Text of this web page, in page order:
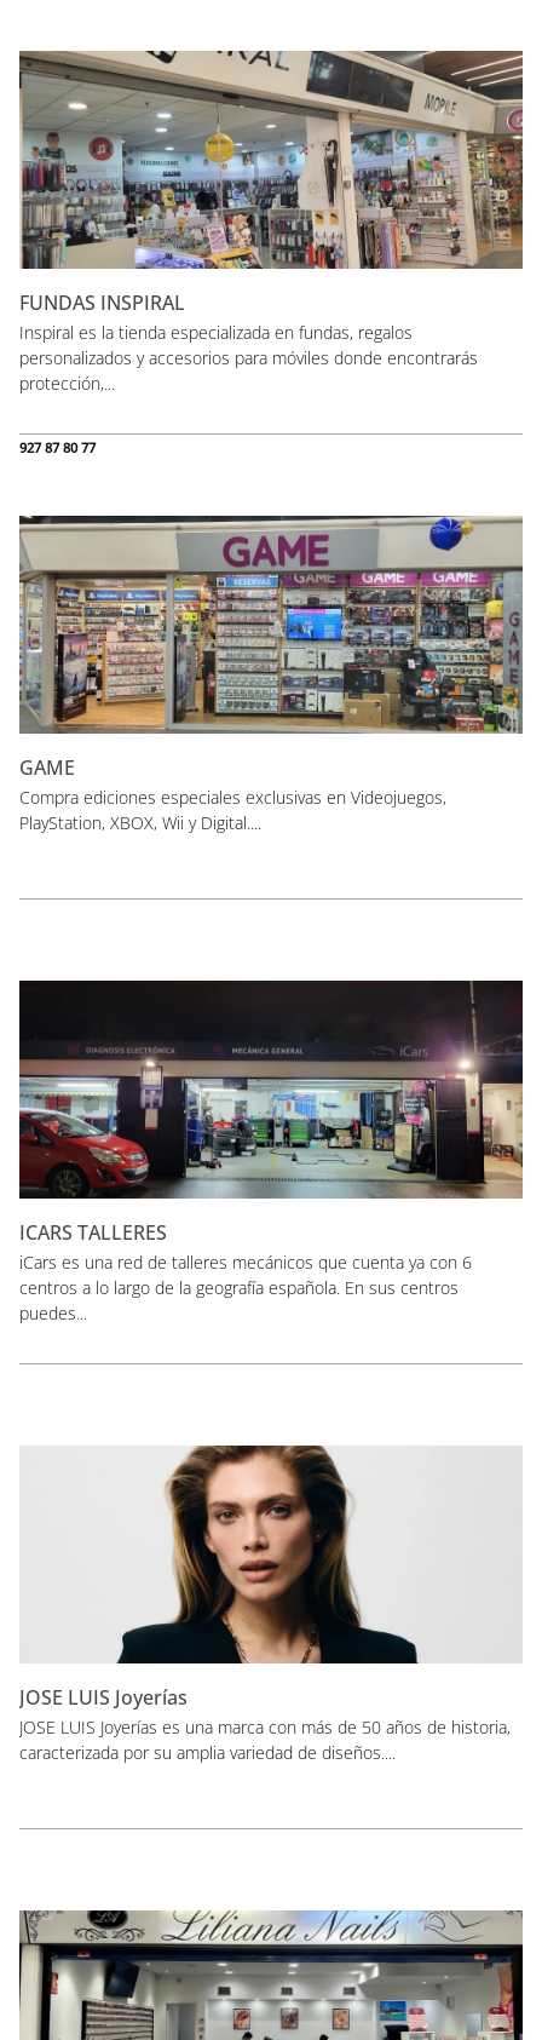
FUNDAS INSPIRAL
Inspiral es la tienda especializada en fundas, regalos
personalizados y accesorios para móviles donde encontrarás
protección,...
927 87 80 77
GAME
Compra ediciones especiales exclusivas en Videojuegos,
PlayStation, XBOX, Wii y Digital....
ICARS TALLERES
iCars es una red de talleres mecánicos que cuenta ya con 6
centros a lo largo de la geografía española. En sus centros
puedes...
JOSE LUIS Joyerías
JOSE LUIS Joyerías es una marca con más de 50 años de historia,
caracterizada por su amplia variedad de diseños....